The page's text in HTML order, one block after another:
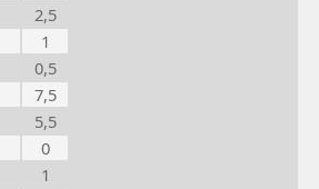
2,5
1
0,5
7,5
5,5
0
1